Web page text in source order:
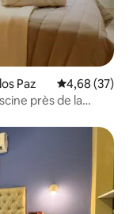
Paz Évaluation
4,68 (37)
près de la